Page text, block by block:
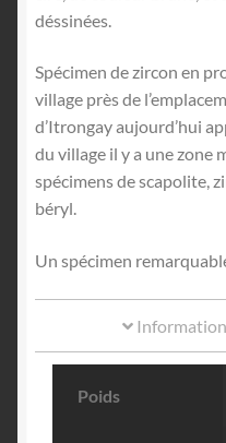
déssinées.
Spécimen de zircon en
village près de
d’Itrongay aujourd’hui
du village il y a une zone
spécimens de scapolite,
béryl.
Un spécimen
Poids